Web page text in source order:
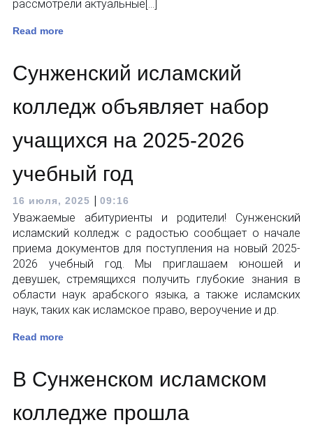
рассмотрели актуальные[…]
Read more
Сунженский исламский
колледж объявляет набор
учащихся на 2025-2026
учебный год
16 июля, 2025 | 09:16
Уважаемые абитуриенты и родители! Сунженский
исламский колледж с радостью сообщает о начале
приема документов для поступления на новый 2025-
2026 учебный год. Мы приглашаем юношей и
девушек, стремящихся получить глубокие знания в
области наук арабского языка, а также исламских
наук, таких как исламское право, вероучение и др.
Read more
В Сунженском исламском
колледже прошла